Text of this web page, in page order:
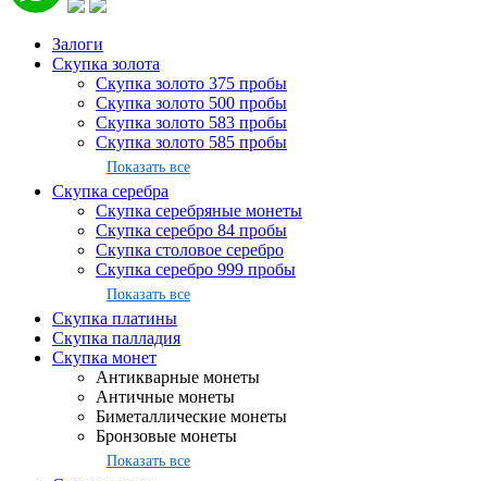
Залоги
Скупка золота
Скупка золото 375 пробы
Скупка золото 500 пробы
Скупка золото 583 пробы
Скупка золото 585 пробы
Показать все
Скупка серебра
Скупка серебряные монеты
Скупка серебро 84 пробы
Скупка столовое серебро
Скупка серебро 999 пробы
Показать все
Скупка платины
Скупка палладия
Скупка монет
Антикварные монеты
Античные монеты
Биметаллические монеты
Бронзовые монеты
Показать все